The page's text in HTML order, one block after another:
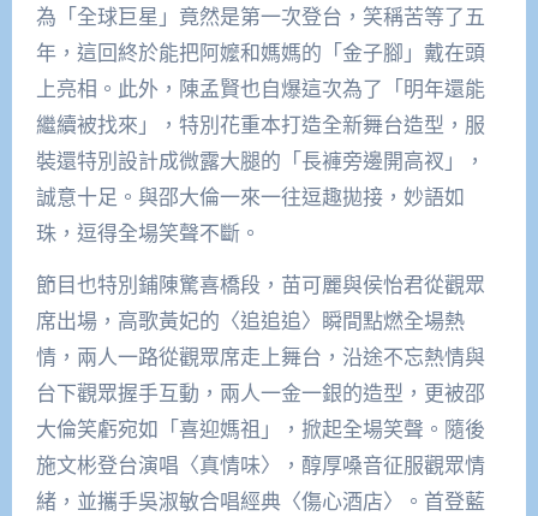
為「全球巨星」竟然是第一次登台，笑稱苦等了五
年，這回終於能把阿嬤和媽媽的「金子腳」戴在頭
上亮相。此外，陳孟賢也自爆這次為了「明年還能
繼續被找來」，特別花重本打造全新舞台造型，服
裝還特別設計成微露大腿的「長褲旁邊開高衩」，
誠意十足。與邵大倫一來一往逗趣拋接，妙語如
珠，逗得全場笑聲不斷。
節目也特別鋪陳驚喜橋段，苗可麗與侯怡君從觀眾
席出場，高歌黃妃的〈追追追〉瞬間點燃全場熱
情，兩人一路從觀眾席走上舞台，沿途不忘熱情與
台下觀眾握手互動，兩人一金一銀的造型，更被邵
大倫笑虧宛如「喜迎媽祖」，掀起全場笑聲。隨後
施文彬登台演唱〈真情味〉，醇厚嗓音征服觀眾情
緒，並攜手吳淑敏合唱經典〈傷心酒店〉。首登藍